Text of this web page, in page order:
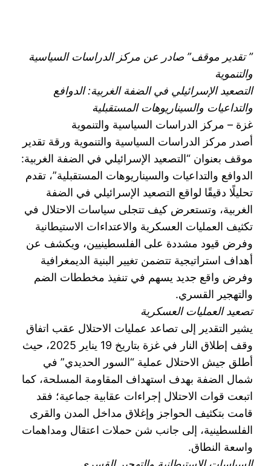
” تقدير موقف” صادر عن مركز الدراسات السياسية
والتنموية
التصعيد الإسرائيلي في الضفة الغربية: الدوافع
والتداعيات والسيناريوهات المستقبلية
غزة – مركز الدراسات السياسية والتنموية
أصدر مركز الدراسات السياسية والتنموية ورقة تقدير
موقف بعنوان “التصعيد الإسرائيلي في الضفة الغربية:
الدوافع والتداعيات والسيناريوهات المستقبلية”، تقدم
تحليلًا دقيقًا لواقع التصعيد الإسرائيلي في الضفة
الغربية، وتستعرض كيف تتجلى سياسات الاحتلال في
تكثيف العمليات العسكرية والاعتداءات الاستيطانية
وفرض قيود مشددة على الفلسطينيين، ويكشف عن
أهداف استراتيجية تتضمن تغيير البنية الديمغرافية
وفرض واقع جديد يسهم في تنفيذ مخططات الضم
والتهجير القسري.
تصعيد العمليات العسكرية
يشير التقدير إلى تصاعد عمليات الاحتلال عقب اتفاق
وقف إطلاق النار في غزة بتاريخ 19 يناير 2025، حيث
أطلق جيش الاحتلال عملية “السور الحديدي” في
شمال الضفة بهدف استهداف المقاومة المسلحة، كما
اتبعت قوات الاحتلال إجراءات عقابية جماعية؛ فقد
قامت بتكثيف الحواجز وإغلاق مداخل المدن والقرى
الفلسطينية، إلى جانب شن حملات اعتقال ومداهمات
واسعة النطاق.